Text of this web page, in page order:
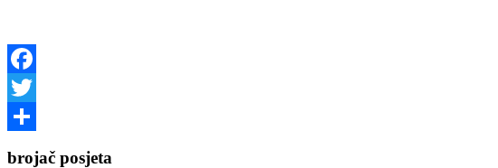
Facebook
Twitter
brojač posjeta